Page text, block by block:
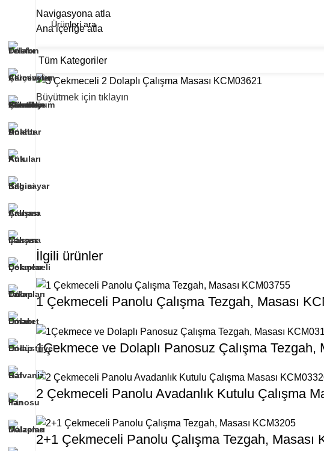
Navigasyona atla
Ana içeriğe atla
Tüm Kategoriler
Büyütmek için tıklayın
İlgili ürünler
1 Çekmeceli Panolu Çalışma Tezgah, Masası
1Çekmece ve Dolaplı Panosuz Çalışma Tezgah,
2 Çekmeceli Panolu Avadanlık Kutulu Çalışma
2+1 Çekmeceli Panolu Çalışma Tezgah, Masası